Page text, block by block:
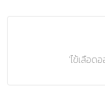
‘ไข้เลือ